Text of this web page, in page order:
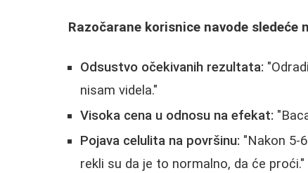
Razočarane korisnice navode sledeće
Odsustvo očekivanih rezultata:
nisam videla."
Visoka cena u odnosu na efekat:
Pojava celulita na površinu: "Nakon 5-
rekli su da je to normalno, da će proći."